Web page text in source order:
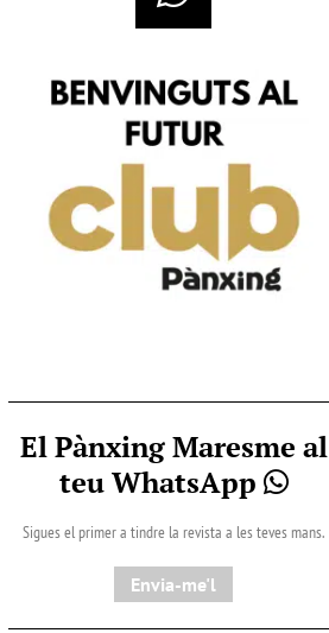
El Pànxing Maresme al
teu WhatsApp
Sigues el primer a tindre la revista a les teves mans.
Envia-me'l